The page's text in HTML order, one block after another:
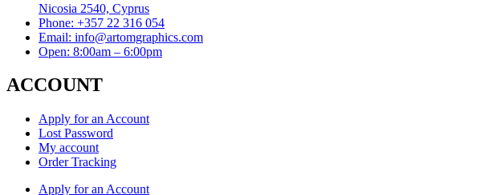
Nicosia 2540, Cyprus
Phone: +357 22 316 054
Email: info@artomgraphics.com
Open: 8:00am – 6:00pm
ACCOUNT
Apply for an Account
Lost Password
My account
Order Tracking
Apply for an Account